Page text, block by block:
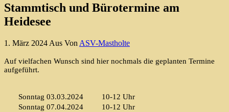
Stammtisch und Bürotermine am
Heidesee
1. März 2024 Aus Von ASV-Mastholte
Auf vielfachen Wunsch sind hier nochmals die geplanten Termine
aufgeführt.
Sonntag 03.03.2024 10-12 Uhr
Sonntag 07.04.2024 10-12 Uhr